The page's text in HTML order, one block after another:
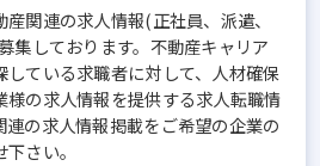
関連の求人情報(正社員、派遣、
集しております。不動産キャリア
している求職者に対して、人材確保
様の求人情報を提供する求人転職情
の求人情報掲載をご希望の企業の
さい。